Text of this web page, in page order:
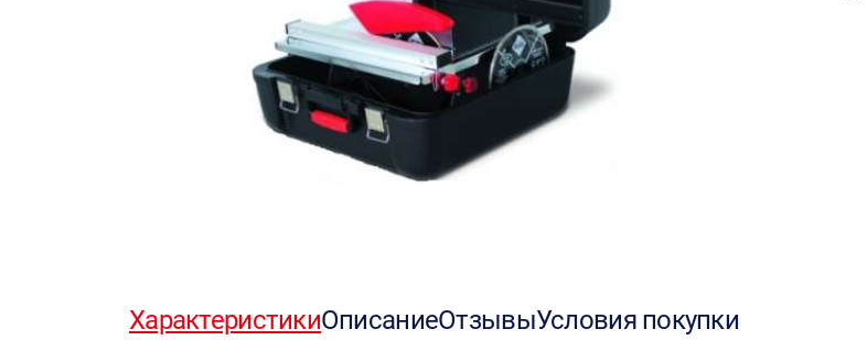
ХарактеристикиОписаниеОтзывыУсловия покупки